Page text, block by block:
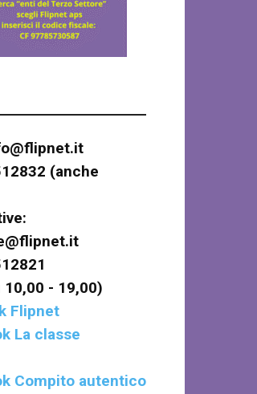
(anche
- 19,00)
Flipnet
La classe
Compito autentico